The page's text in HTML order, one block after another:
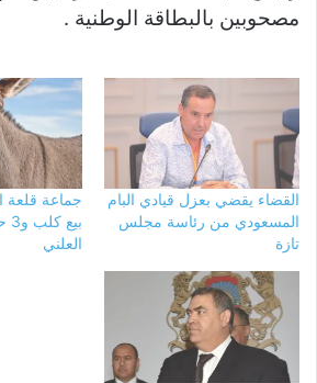
مصحوبين بالبطاقة الوطنية .
القضاء يقضي بعزل قيادي البام
المسعودي من رئاسة مجلس
تازة
جماعة قلعة
العلني